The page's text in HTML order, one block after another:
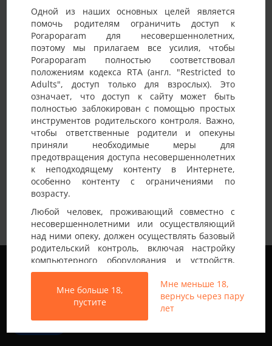
Одной из наших основных целей является
помочь родителям ограничить доступ к
Porapoparam для несовершеннолетних,
поэтому мы прилагаем все усилия, чтобы
Porapoparam полностью соответствовал
положениям кодекса RTA (англ. "Restricted to
Adults", доступ только для взрослых). Это
означает, что доступ к сайту может быть
полностью заблокирован с помощью простых
инструментов родительского контроля. Важно,
чтобы ответственные родители и опекуны
приняли необходимые меры для
предотвращения доступа несовершеннолетних
к неподходящему контенту в Интернете,
особенно контенту с ограничениями по
возрасту.
Любой человек, проживающий совместно с
несовершеннолетними или осуществляющий
над ними опеку, должен осуществлять базовый
родительский контроль, включая настройку
компьютерного оборудования и устройств,
установку программного обеспечения или
подключение услуг фильтрации от провайдера,
чтобы заблокировать доступ
несовершеннолетних к неподходящему
контенту.
Мне больше 18,
пустите
Мне меньше 18,
вернусь через пару
лет
Фото Активность
Детали анкеты
Имя на сайте
SexyPara
Возраст
40-45 лет
Страна
Украина
Город Киев
Немного о себе:
Она 43-175-50. Оба без опыта, но с
огромным желанием попробовать. Хотели
бы начать с мягкого свинга. Мужчины
одиночки не интересны.
Все права защищены © 2013-2026
Свинг знакомства не только в Украине
Мы используем файлы cookie, чтобы обеспечить
наилучшее качество работы на нашем сайте.
Подробнее узнать о том, какие файлы cookie мы
используем, или отключить их можно в разделе